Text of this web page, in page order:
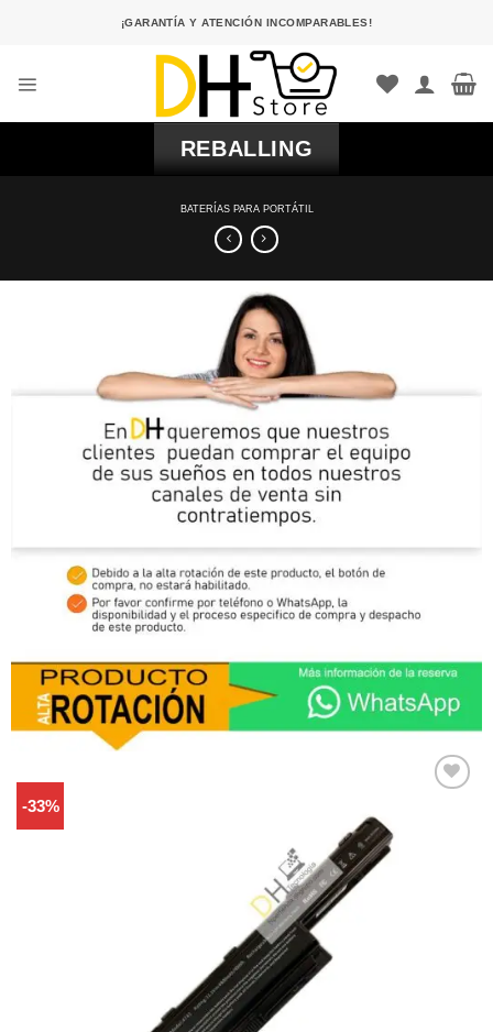
¡GARANTÍA Y ATENCIÓN INCOMPARABLES!
REBALLING
BATERÍAS PARA PORTÁTIL
-33%